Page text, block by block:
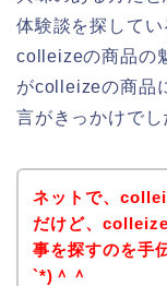
体験談を探してい
colleizeの商品の
がcolleizeの商品
言がきっかけでし
ネットで、
だけど、
事を探すのを手
`*)＾＾